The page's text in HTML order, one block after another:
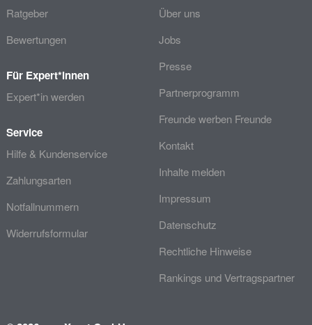
Ratgeber
Bewertungen
Für Expert*innen
Expert*in werden
Service
Hilfe & Kundenservice
Zahlungsarten
Notfallnummern
Widerrufsformular
Über uns
Jobs
Presse
Partnerprogramm
Freunde werben Freunde
Kontakt
Inhalte melden
Impressum
Datenschutz
Rechtliche Hinweise
Rankings und Vertragspartner